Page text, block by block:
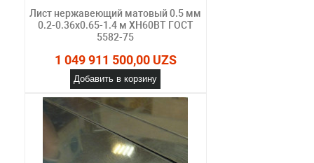
Лист нержавеющий матовый 0.5 мм
0.2-0.36х0.65-1.4 м ХН60ВТ ГОСТ
5582-75
1 049 911 500,00 UZS
Добавить в корзину